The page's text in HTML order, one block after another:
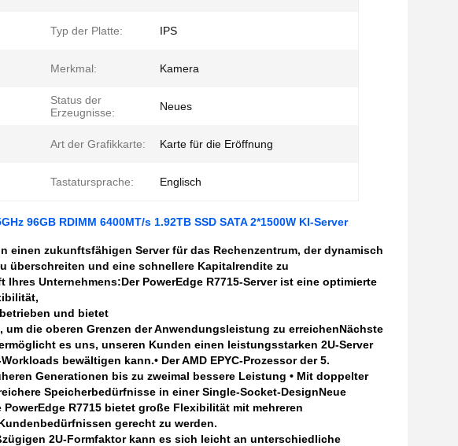
Typ der Platte: IPS
Merkmal: Kamera
Status der
Erzeugnisse:
Neues
Art der Grafikkarte: Karte für die Eröffnung
Tastatursprache: Englisch
96GB RDIMM 6400MT/s 1.92TB SSD SATA 2*1500W KI-Server
einen zukunftsfähigen Server für das Rechenzentrum, der dynamisch
überschreiten und eine schnellere Kapitalrendite zu
Ihres Unternehmens:Der PowerEdge R7715-Server ist eine optimierte
und bietet
die oberen Grenzen der Anwendungsleistung zu erreichenNächste
es uns, unseren Kunden einen leistungsstarken 2U-Server
bewältigen kann.• Der AMD EPYC-Prozessor der 5.
Generationen bis zu zweimal bessere Leistung • Mit doppelter
Speicherbedürfnisse in einer Single-Socket-DesignNeue
PowerEdge R7715 bietet große Flexibilität mit mehreren
gerecht zu werden.
2U-Formfaktor kann es sich leicht an unterschiedliche